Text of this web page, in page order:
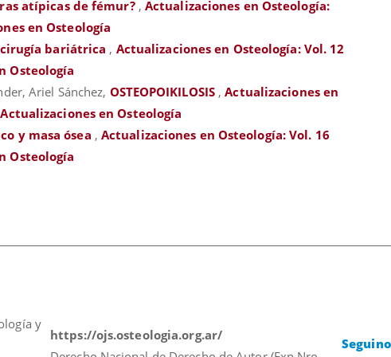
atípicas de fémur? , Actualizaciones en Osteología:
en Osteología
cirugía bariátrica , Actualizaciones en Osteología: Vol. 12
Osteología
Ariel Sánchez, OSTEOPOIKILOSIS ,Actualizaciones en
en Osteología
y masa ósea , Actualizaciones en Osteología: Vol. 16
Osteología
y
https://ojs.osteologia.org.ar/